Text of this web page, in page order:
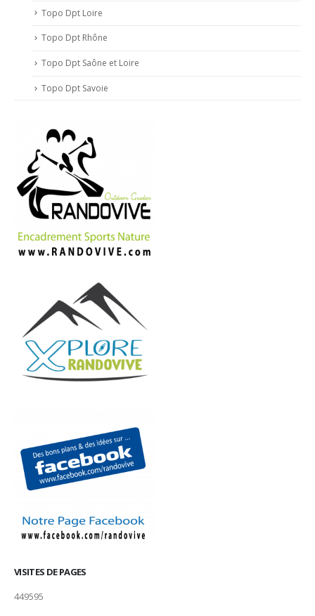
Topo Dpt Loire
Topo Dpt Rhône
Topo Dpt Saône et Loire
Topo Dpt Savoie
VISITES DE PAGES
449595